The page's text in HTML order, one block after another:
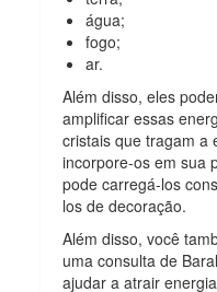
água;
fogo;
ar.
Além disso, eles
amplificar essas
cristais que tragam a
incorpore-os em sua
pode carregá-los
los de decoração.
Além disso, você
uma consulta de
ajudar a atrair